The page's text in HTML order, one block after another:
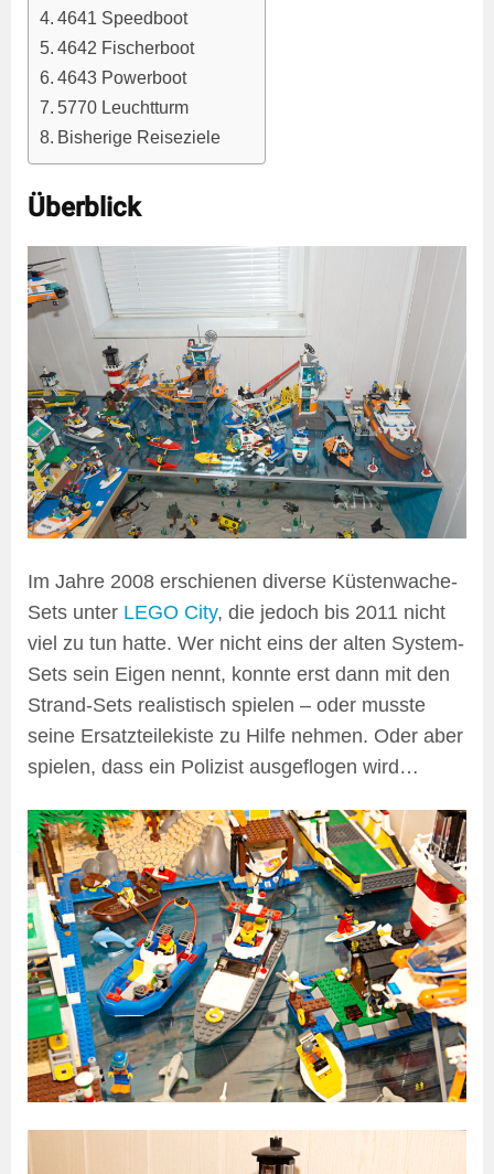
4641 Speedboot
4642 Fischerboot
4643 Powerboot
5770 Leuchtturm
Bisherige Reiseziele
Überblick
Im Jahre 2008 erschienen diverse Küstenwache-
Sets unter LEGO City, die jedoch bis 2011 nicht
viel zu tun hatte. Wer nicht eins der alten System-
Sets sein Eigen nennt, konnte erst dann mit den
Strand-Sets realistisch spielen – oder musste
seine Ersatzteilekiste zu Hilfe nehmen. Oder aber
spielen, dass ein Polizist ausgeflogen wird…